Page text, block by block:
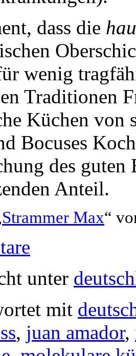
dass die
wenig
Traditionen
Küchen von
Bocuses
des guten
Anteil.
Strammer Max“
unter
mit
, juan amador,